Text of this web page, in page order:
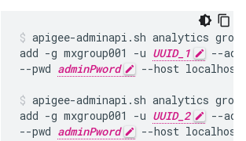
apigee-adminapi.sh analytics
add -g mxgroup001 -u UUID_1
--
--pwd adminPword --host localhost
apigee-adminapi.sh analytics
add -g mxgroup001 -u UUID_2
--
--pwd adminPword --host localhost